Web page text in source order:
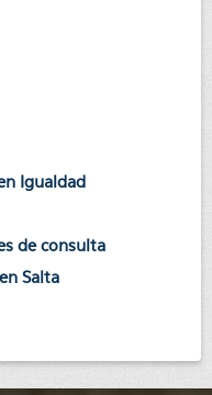
Igualdad
de consulta
Salta